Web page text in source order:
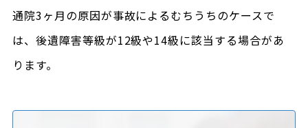
通院3ヶ月の原因が事故によるむちうちのケースで
は、後遺障害等級が12級や14級に該当する場合があ
ります。